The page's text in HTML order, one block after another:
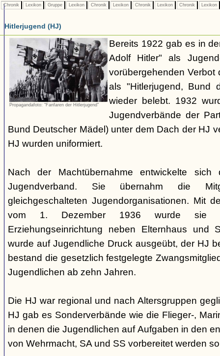
Chronik Lexikon Gruppe Lexikon Chronik Lexikon Chronik Lexikon Chronik Lexikon
Hitlerjugend (HJ)
Propagandafoto: "Fanfaren der Hitlerjugend"
Bereits 1922 gab es in
Adolf Hitler" als
vorübergehenden Verbot
als "Hitlerjugend, Bund
wieder belebt. 1932
Jugendverbände der
Bund Deutscher Mädel) unter dem Dach der HJ
HJ wurden uniformiert.
Nach der Machtübernahme entwickelte
Jugendverband. Sie übernahm die
gleichgeschalteten Jugendorganisationen. Mit
vom 1. Dezember 1936 wurde sie
Erziehungseinrichtung neben Elternhaus und
wurde auf Jugendliche Druck ausgeübt, der HJ
bestand die gesetzlich festgelegte
Jugendlichen ab zehn Jahren.
Die HJ war regional und nach Altersgruppen
HJ gab es Sonderverbände wie die Flieger-,
in denen die Jugendlichen auf Aufgaben in den
von Wehrmacht, SA und SS vorbereitet werden